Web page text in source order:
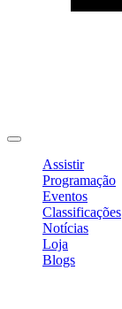
Assistir
Programação
Eventos
Classificações
Notícias
Loja
Blogs